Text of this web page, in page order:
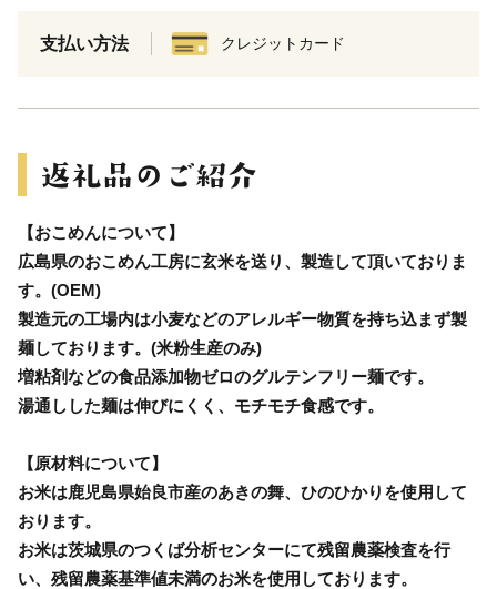
支払い方法 クレジットカード
【おこめんについて】
広島県のおこめん工房に玄米を送り、製造して頂いておりま
す。(OEM)
製造元の工場内は小麦などのアレルギー物質を持ち込まず製
麺しております。(米粉生産のみ)
増粘剤などの食品添加物ゼロのグルテンフリー麺です。
湯通しした麺は伸びにくく、モチモチ食感です。
【原材料について】
お米は鹿児島県始良市産のあきの舞、ひのひかりを使用して
おります。
お米は茨城県のつくば分析センターにて残留農薬検査を行
い、残留農薬基準値未満のお米を使用しております。